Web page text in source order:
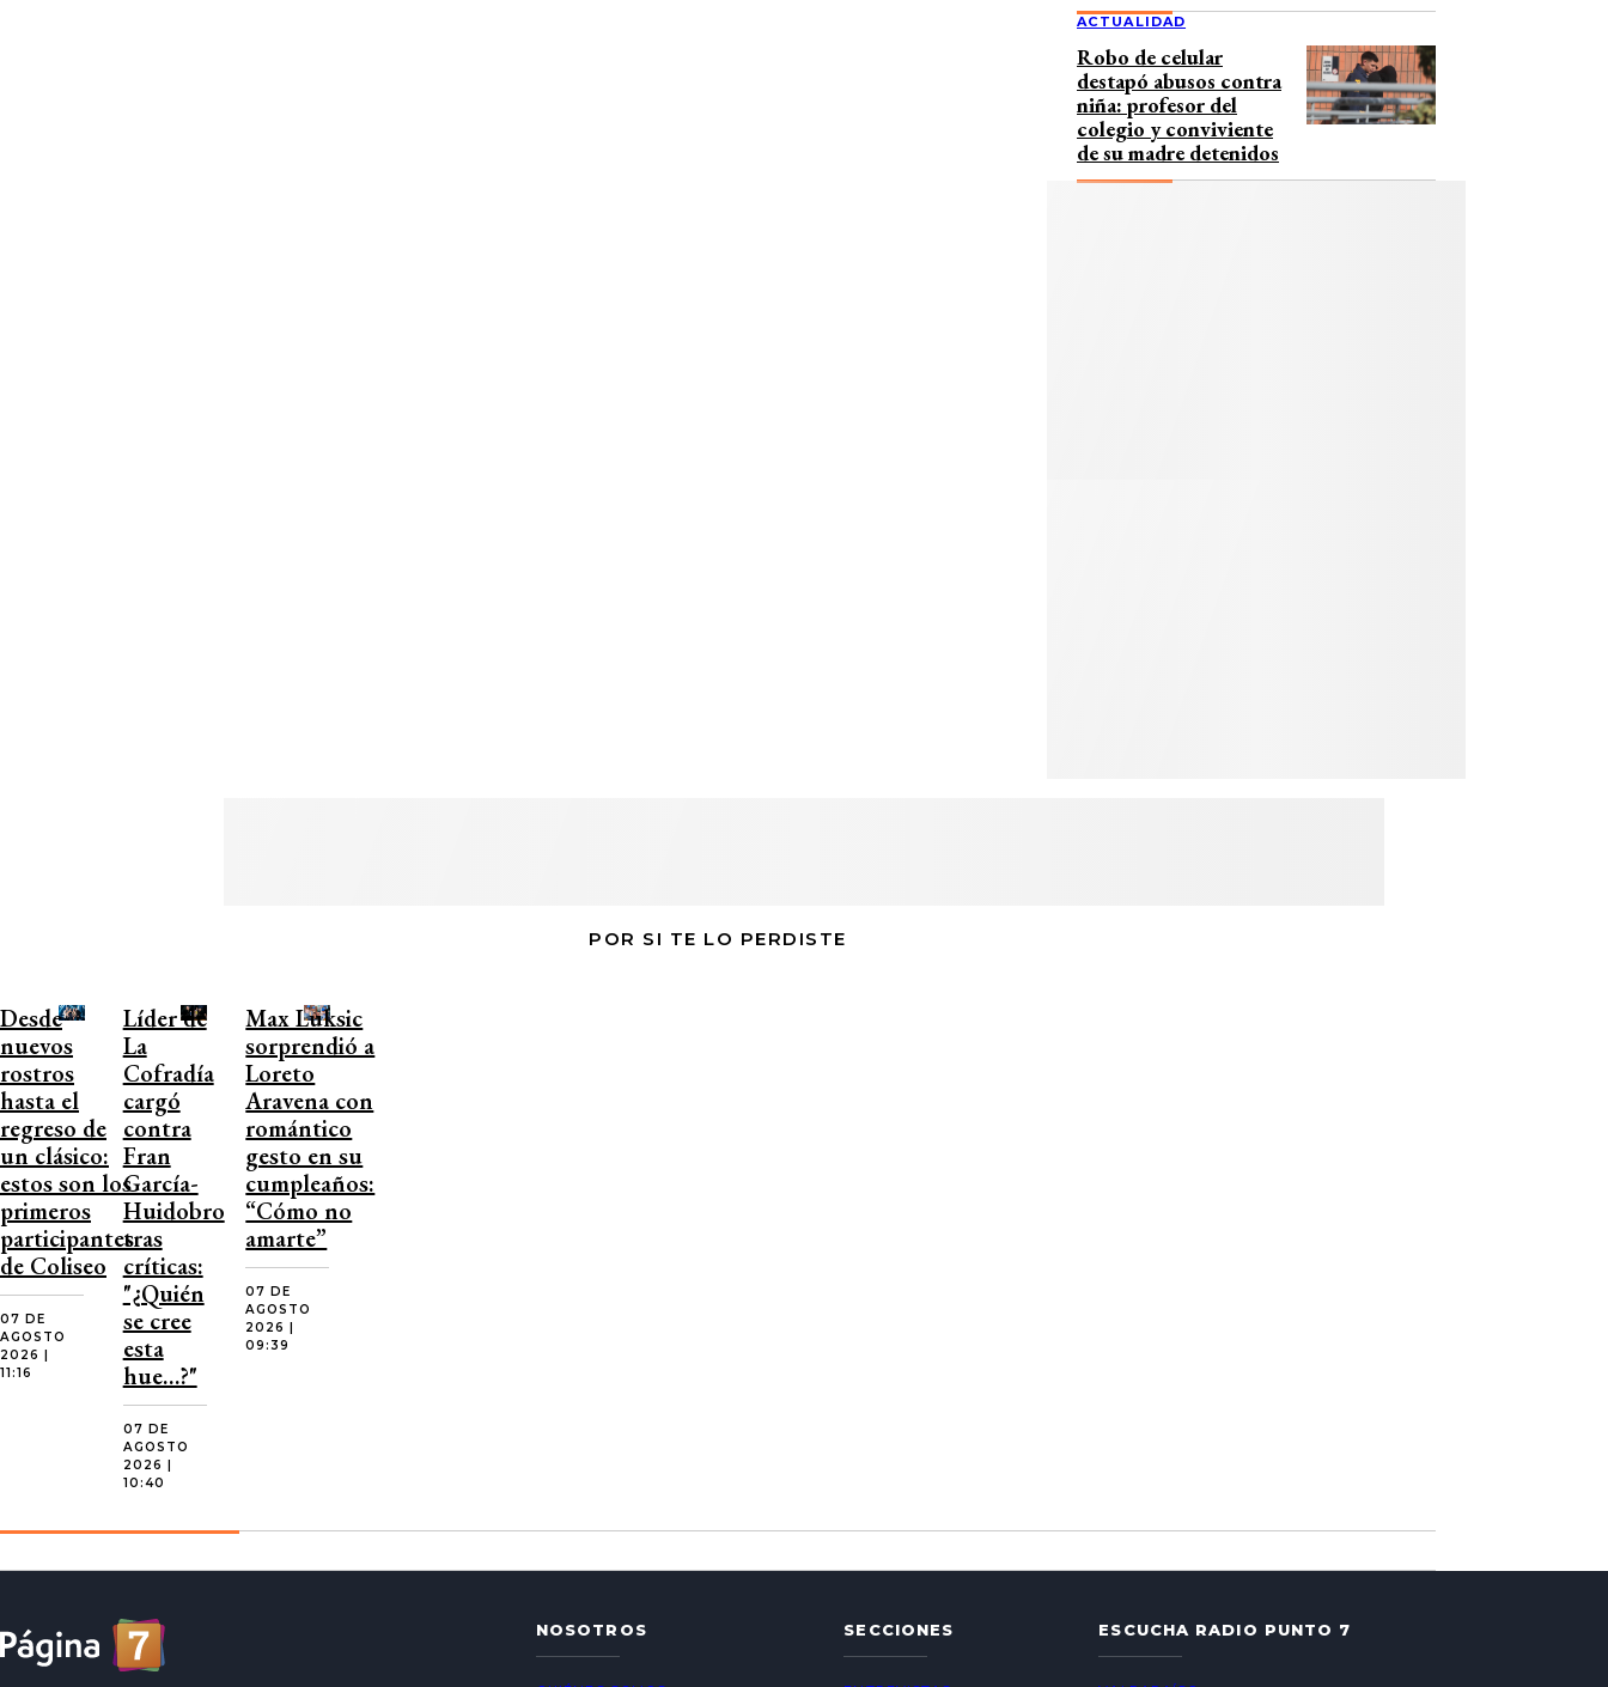
ACTUALIDAD
Robo de celular
destapó abusos contra
niña: profesor del
colegio y conviviente
de su madre detenidos
POR SI TE LO PERDISTE
Desde
nuevos
rostros
hasta el
regreso de
un clásico:
estos son los
primeros
participantes
de Coliseo
07 DE
AGOSTO
2026 |
11:16
Líder de
La
Cofradía
cargó
contra
Fran
García-
Huidobro
tras
críticas:
"¿Quién
se cree
esta
hue…?"
07 DE
AGOSTO
2026 |
10:40
Max Luksic
sorprendió a
Loreto
Aravena con
romántico
gesto en su
cumpleaños:
“Cómo no
amarte”
07 DE
AGOSTO
2026 |
09:39
NOSOTROS SECCIONES ESCUCHA RADIO PUNTO 7